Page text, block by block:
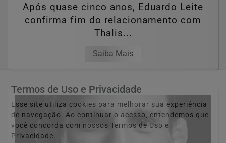
Após quase cinco anos, Eduardo Leite
confirma fim do relacionamento com
Thalis...
Saiba Mais
Termos de Uso e Privacidade
Esse site utiliza cookies para melhorar sua experiência
de navegação. Ao continuar o acesso, entendemos que
você concorda com nossos Termos de Uso e
Privacidade.